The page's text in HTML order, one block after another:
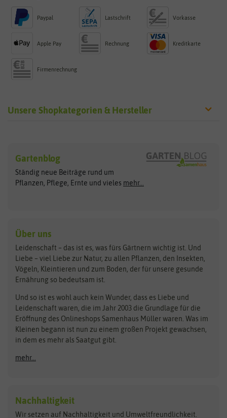
Paypal Lastschrift Vorkasse
Apple Pay Rechnung Kreditkarte
Firmenrechnung
Unsere Shopkategorien & Hersteller
Exotische Samen
Gemüsesamen
Gründünger
Kräutersamen
Obstsamen
Pilzbrut
Rasensamen
Steckzwiebeln
Zimmer & Kübelpflanzen
Kataloge
Schnäppchen
Anzucht & Gartenzubehör
Anzuchtschalen
Heizmatte & Heizkabel
Arche Noah
ASB Greenworld
Benary
Bingenheimer Saatgut
Bionana
BIOWOL
Blumicorn
Bûten Birds
Carl Pabst
Clever Pots
COMPO
Dürr-Samen
Feldsaaten Freudenberger
Fertil
Flora Elite
Florissa Hortitops
Gartenblog
Ständig neue Beiträge rund um
Pflanzen, Pflege, Ernte und vieles mehr...
Über uns
Leidenschaft – das ist es, was fürs Gärtnern wichtig ist. Und
Liebe – viel Liebe zur Natur, zu allen Pflanzen, den Insekten,
Vögeln, Kleintieren und zum Boden, der für unsere gesunde
Ernährung so bedeutsam ist.
Und so ist es wohl auch kein Wunder, dass es Liebe und
Leidenschaft waren, die im Jahr 2003 die Grundlage für die
Eröffnung des Onlineshops Samenhaus Müller waren. Was im
Kleinen begann ist nun zu einem großen Projekt gewachsen,
in dem es mehr als Saatgut gibt.
mehr...
Nachhaltigkeit
Wir setzen auf Nachhaltigkeit und Umweltfreundlichkeit.